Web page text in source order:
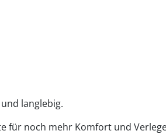
langlebig.
für noch mehr Komfort und